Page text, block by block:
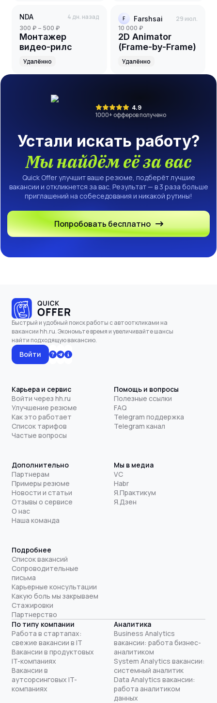
NDA 4 дн. назад
300 ₽ – 500 ₽
Монтажер
видео-рилс
Удалённо
F Farshsai 29 июл.
10 000 ₽
2D Animator
(Frame-by-Frame)
Удалённо
4.9
1000+ офферов получено
Устали искать работу?
Мы найдём её за вас
Quick Offer улучшит ваше резюме, подберёт лучшие
вакансии и откликнется за вас. Результат — в 3 раза больше
приглашений на собеседования и никакой рутины!
Попробовать бесплатно
Быстрый и удобный поиск работы с автооткликами на
вакансии hh.ru. Экономьте время и увеличивайте шансы
найти подходящую вакансию.
Войти
Карьера и сервис
Войти через hh.ru
Улучшение резюме
Как это работает
Список тарифов
Частые вопросы
Помощь и вопросы
Полезные ссылки
FAQ
Telegram поддержка
Telegram канал
Дополнительно
Партнерам
Примеры резюме
Новости и статьи
Отзывы о сервисе
О нас
Наша команда
Мы в медиа
VC
Habr
Я.Практикум
Я.Дзен
Подробнее
Список вакансий
Сопроводительные
письма
Карьерные консультации
Какую боль мы закрываем
Стажировки
Партнерство
По типу компании
Работа в стартапах:
свежие вакансии в IT
Вакансии в продуктовых
IT-компаниях
Вакансии в
аутсорсинговых IT-
компаниях
Аналитика
Business Analytics
вакансии: работа бизнес-
аналитиком
System Analytics вакансии:
системный аналитик
Data Analytics вакансии:
работа аналитиком
данных